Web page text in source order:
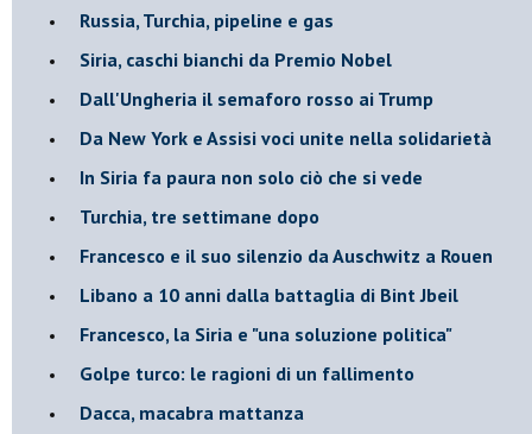
Russia, Turchia, pipeline e gas
Siria, caschi bianchi da Premio Nobel
Dall'Ungheria il semaforo rosso ai Trump
Da New York e Assisi voci unite nella solidarietà
In Siria fa paura non solo ciò che si vede
Turchia, tre settimane dopo
Francesco e il suo silenzio da Auschwitz a Rouen
Libano a 10 anni dalla battaglia di Bint Jbeil
Francesco, la Siria e "una soluzione politica"
Golpe turco: le ragioni di un fallimento
Dacca, macabra mattanza